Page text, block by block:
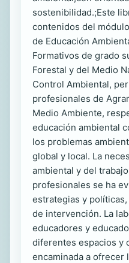
sostenibilidad.;Este
contenidos del
de Educación
Formativos de grado
Forestal y del Medio
Control Ambiental,
profesionales de
Medio Ambiente,
educación ambiental
los problemas
global y local. La
ambiental y del
profesionales se ha
estrategias y
de intervención. La
educadores y
diferentes espacios y
encaminada a ofrecer